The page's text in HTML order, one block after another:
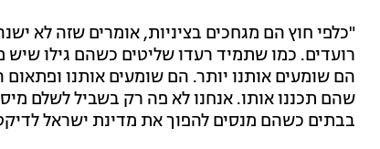
"כלפי חוץ הם מגחכים בציניות, אומרים שזה לא
רועדים. כמו שתמיד רעדו שליטים כשהם גילו שיש
הם שומעים אותנו יותר. הם שומעים אותנו
שהם תכננו אותו. אנחנו לא פה רק בשביל לשלם
בבתים כשהם מנסים להפוך את מדינת ישראל